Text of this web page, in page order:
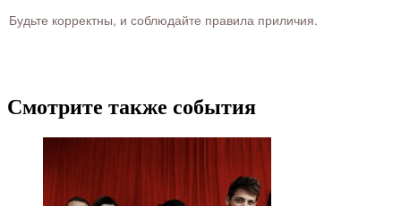
Будьте корректны, и соблюдайте правила приличия.
Смотрите также события